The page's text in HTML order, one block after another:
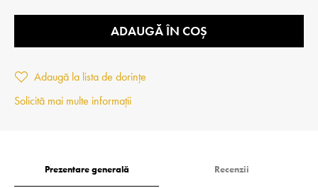
ADAUGĂ ÎN COȘ
Adaugă la lista de dorințe
Solicită mai multe informații
Prezentare generală Recenzii